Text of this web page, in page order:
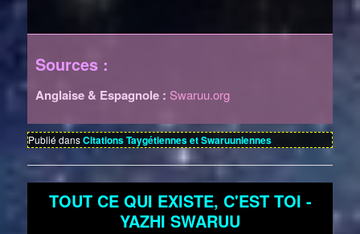
Sources :
Anglaise & Espagnole : Swaruu.org
Publié dansCitations Taygétiennes et Swaruuniennes
TOUT CE QUI EXISTE, C'EST TOI -
YAZHI SWARUU